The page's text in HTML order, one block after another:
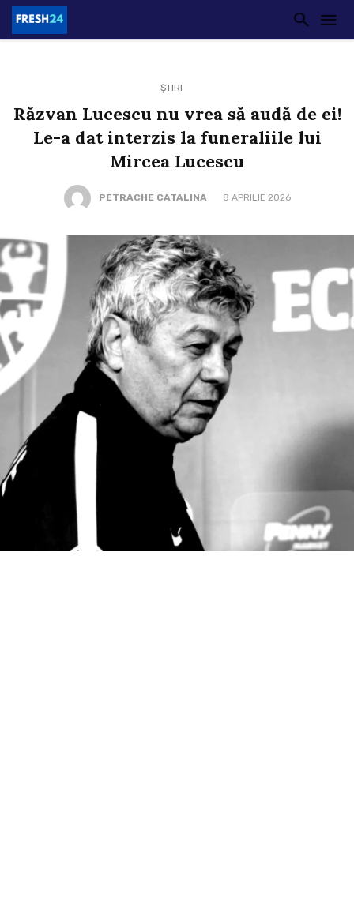
ȘTIRI
Răzvan Lucescu nu vrea să audă de ei!
Le-a dat interzis la funeraliile lui
Mircea Lucescu
PETRACHE CATALINA 8 APRILIE 2026